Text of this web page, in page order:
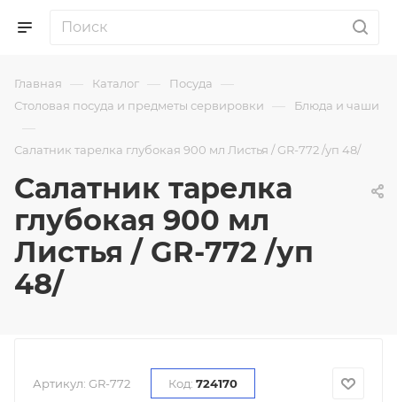
Главная — Каталог — Посуда —
Столовая посуда и предметы сервировки — Блюда и чаши
—
Салатник тарелка глубокая 900 мл Листья / GR-772 /уп 48/
Салатник тарелка
глубокая 900 мл
Листья / GR-772 /уп
48/
Артикул: GR-772 Код: 724170